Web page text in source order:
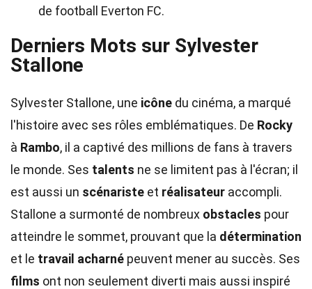
de football Everton FC.
Derniers Mots sur Sylvester
Stallone
Sylvester Stallone, une icône du cinéma, a marqué
l'histoire avec ses rôles emblématiques. De Rocky
à Rambo, il a captivé des millions de fans à travers
le monde. Ses talents ne se limitent pas à l'écran; il
est aussi un scénariste et réalisateur accompli.
Stallone a surmonté de nombreux obstacles pour
atteindre le sommet, prouvant que la détermination
et le travail acharné peuvent mener au succès. Ses
films ont non seulement diverti mais aussi inspiré